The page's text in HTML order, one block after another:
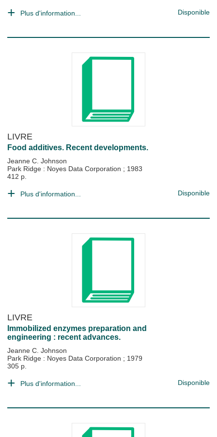
Plus d'information... Disponible
LIVRE
Food additives. Recent developments.
Jeanne C. Johnson
Park Ridge : Noyes Data Corporation ; 1983
412 p.
Plus d'information... Disponible
LIVRE
Immobilized enzymes preparation and
engineering : recent advances.
Jeanne C. Johnson
Park Ridge : Noyes Data Corporation ; 1979
305 p.
Plus d'information... Disponible